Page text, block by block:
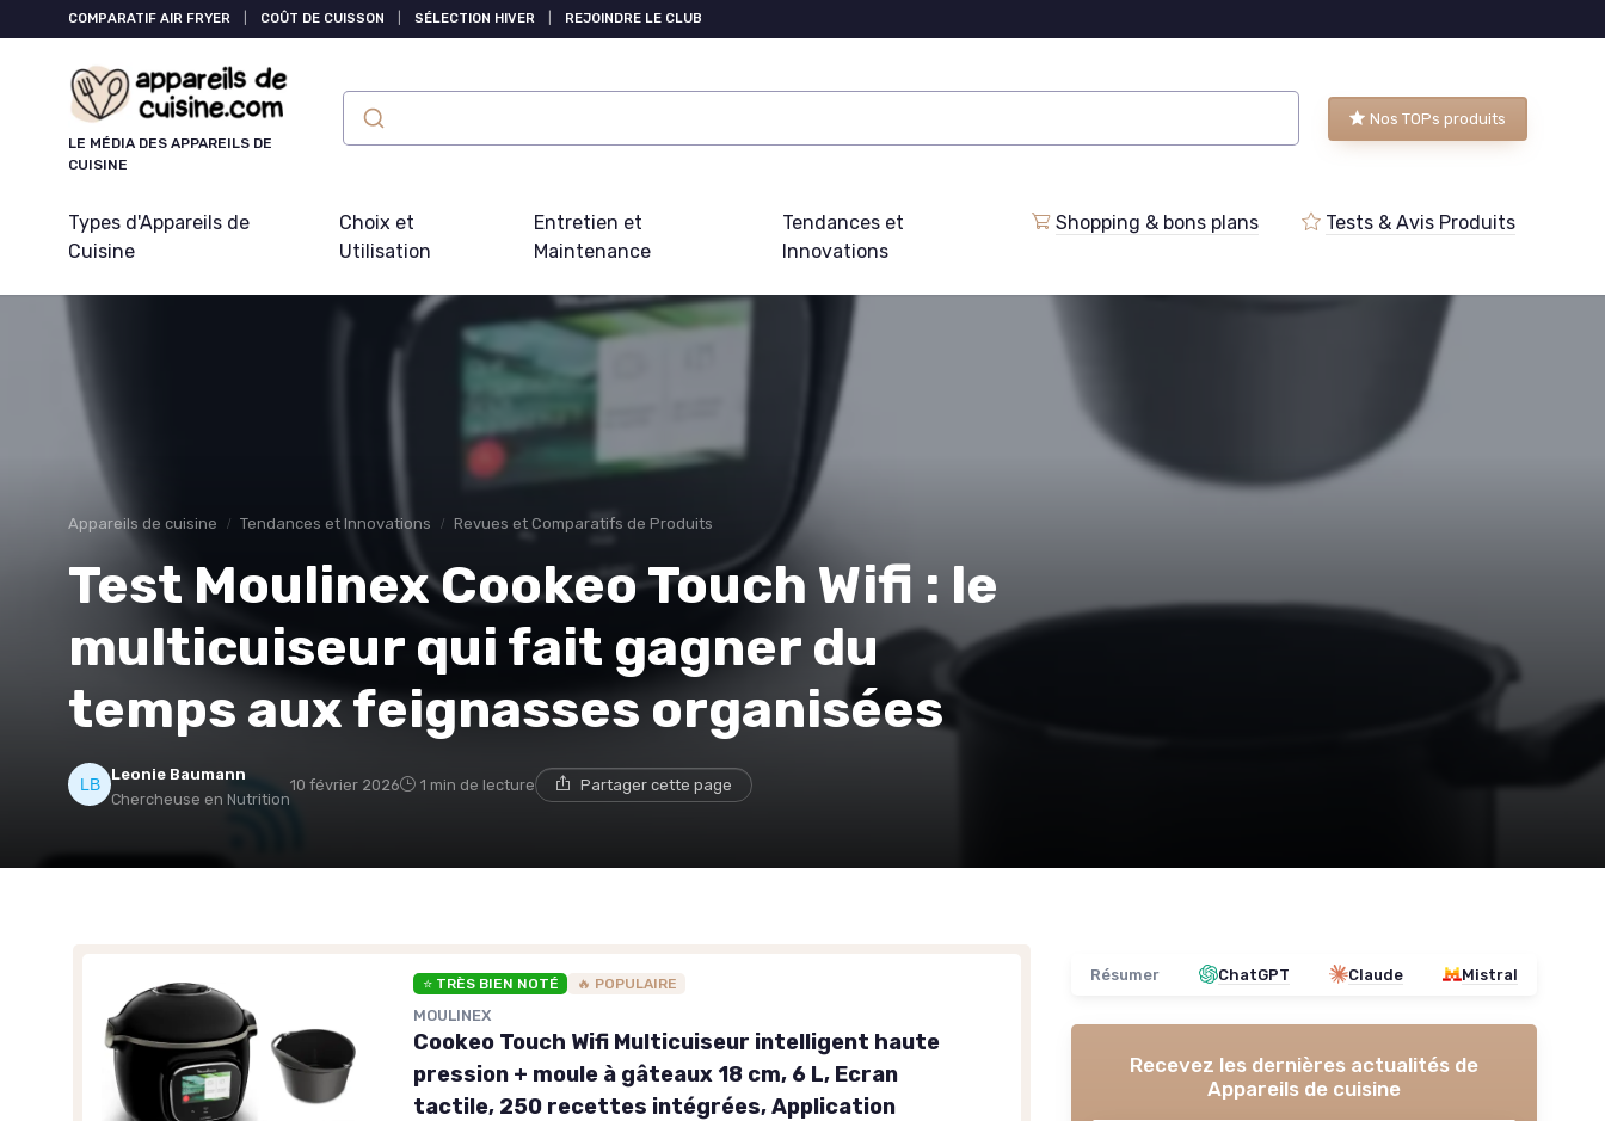
COMPARATIF AIR FRYER COÛT DE CUISSON SÉLECTION HIVER REJOINDRE LE CLUB
LE MÉDIA DES APPAREILS DE
CUISINE
Nos TOPs produits
Types d'Appareils de
Cuisine
Choix et
Utilisation
Entretien et
Maintenance
Tendances et
Innovations
Shopping & bons plans Tests & Avis Produits
Appareils de cuisine Tendances et Innovations Revues et Comparatifs de Produits
Test Moulinex Cookeo Touch Wifi : le
multicuiseur qui fait gagner du
temps aux feignasses organisées
Leonie Baumann
Chercheuse en Nutrition
10 février 2026 1 min de lecture Partager cette page
⭐ TRÈS BIEN NOTÉ 🔥 POPULAIRE
MOULINEX
Cookeo Touch Wifi Multicuiseur intelligent haute
pression + moule à gâteaux 18 cm, 6 L, Ecran
tactile, 250 recettes intégrées, Application
Résumer ChatGPT Claude Mistral
Recevez les dernières actualités de
Appareils de cuisine
Panneau de gestion des cookies